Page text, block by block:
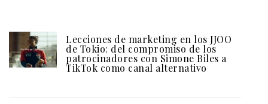
Lecciones de marketing en los JJOO
de Tokio: del compromiso de los
patrocinadores con Simone Biles a
TikTok como canal alternativo